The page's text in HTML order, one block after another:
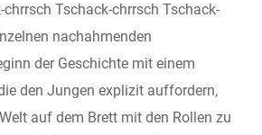
Tschack-chrrsch Tschack-
nachahmenden
der Geschichte mit einem
den Jungen explizit auffordern,
auf dem Brett mit den Rollen zu